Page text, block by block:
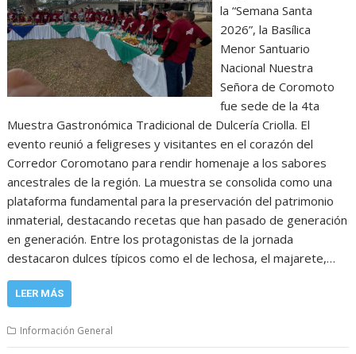
la “Semana Santa
2026”, la Basílica
Menor Santuario
Nacional Nuestra
Señora de Coromoto
fue sede de la 4ta
Muestra Gastronómica Tradicional de Dulcería Criolla. El
evento reunió a feligreses y visitantes en el corazón del
Corredor Coromotano para rendir homenaje a los sabores
ancestrales de la región. La muestra se consolida como una
plataforma fundamental para la preservación del patrimonio
inmaterial, destacando recetas que han pasado de generación
en generación. Entre los protagonistas de la jornada
destacaron dulces típicos como el de lechosa, el majarete,…
LEER MÁS
Información General